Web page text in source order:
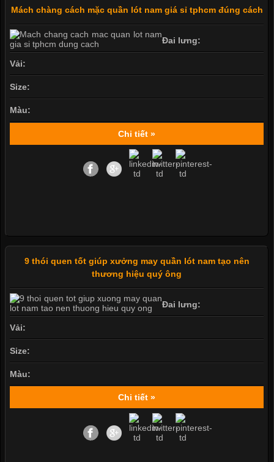
Mách chàng cách mặc quần lót nam giá sỉ tphcm đúng cách
Đai lưng:
Vải:
Size:
Màu:
Chi tiết »
9 thói quen tốt giúp xưởng may quần lót nam tạo nên
thương hiệu quý ông
Đai lưng:
Vải:
Size:
Màu:
Chi tiết »